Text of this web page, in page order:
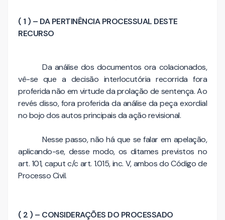
( 1 ) – DA PERTINÊNCIA PROCESSUAL DESTE
RECURSO
Da análise dos documentos ora colacionados,
vê-se que a decisão interlocutória recorrida fora
proferida não em virtude da prolação de sentença. Ao
revés disso, fora proferida da análise da peça exordial
no bojo dos autos principais da ação revisional.
Nesse passo, não há que se falar em apelação,
aplicando-se, desse modo, os ditames previstos no
art. 101, caput c/c art. 1.015, inc. V, ambos do Código de
Processo Civil.
( 2 ) – CONSIDERAÇÕES DO PROCESSADO